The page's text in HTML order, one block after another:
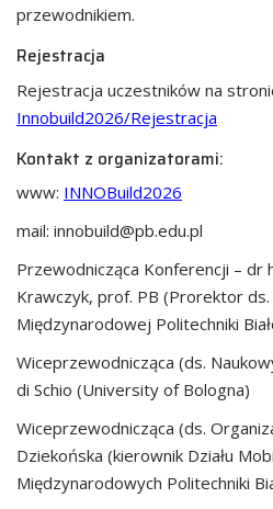
przewodnikiem.
Rejestracja
Rejestracja uczestników na
Innobuild2026/Rejestracja
Kontakt z organizatorami:
www: INNOBuild2026
mail: innobuild@pb.edu.pl
Przewodnicząca Konferencji – dr
Krawczyk, prof. PB (Prorektor ds.
Międzynarodowej Politechniki
Wiceprzewodnicząca (ds.
di Schio (University of Bologna)
Wiceprzewodnicząca (ds.
Dziekońska (kierownik Działu
Międzynarodowych Politechniki